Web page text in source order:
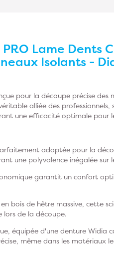
Lame Dents
Isolants -
pour la découpe précise
alliée des
une efficacité optimale pour
adaptée pour la
une polyvalence inégalée sur
garantit un confort
bois de hêtre massive, cette
lors de la découpe.
équipée d'une denture Widia
même dans les matériaux